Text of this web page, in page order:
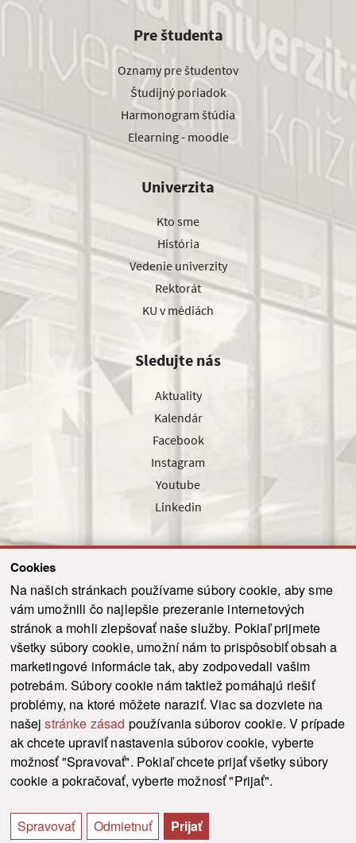
Cookies
Na našich stránkach používame súbory cookie, aby sme
vám umožnili čo najlepšie prezeranie internetových
stránok a mohli zlepšovať naše služby. Pokiaľ prijmete
všetky súbory cookie, umožní nám to prispôsobiť obsah a
marketingové informácie tak, aby zodpovedali vašim
potrebám. Súbory cookie nám taktiež pomáhajú riešiť
problémy, na ktoré môžete naraziť. Viac sa dozviete na
našejstránke zásad používania súborov cookie. V prípade
ak chcete upraviť nastavenia súborov cookie, vyberte
možnosť "Spravovať". Pokiaľ chcete prijať všetky súbory
cookie a pokračovať, vyberte možnosť "Prijať".
Spravovať Odmietnuť Prijať
Pre študenta
Oznamy pre študentov
Študijný poriadok
Harmonogram štúdia
Elearning - moodle
Univerzita
Kto sme
História
Vedenie univerzity
Rektorát
KU v médiách
Sledujte nás
Aktuality
Kalendár
Facebook
Instagram
Youtube
Linkedin
Odoslať
© 2021-2026 ku.sk. Všetky práva vyhradené. | Ochrana osobných údajov
Vyhlásenie o prístupnosti |
Admin
This site is protected by reCAPTCHA and the Google Privacy Policy and Terms of
Service
apply.